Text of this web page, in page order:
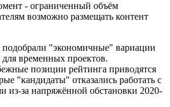
- ограниченный объём
возможно размещать контент
подобрали "экономичные" вариации
временных проектов.
позиции рейтинга приводятся
"кандидаты" отказались работать с
из-за напряжённой обстановки 2020-